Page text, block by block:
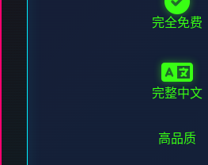
完全免费
完整中文
高品质